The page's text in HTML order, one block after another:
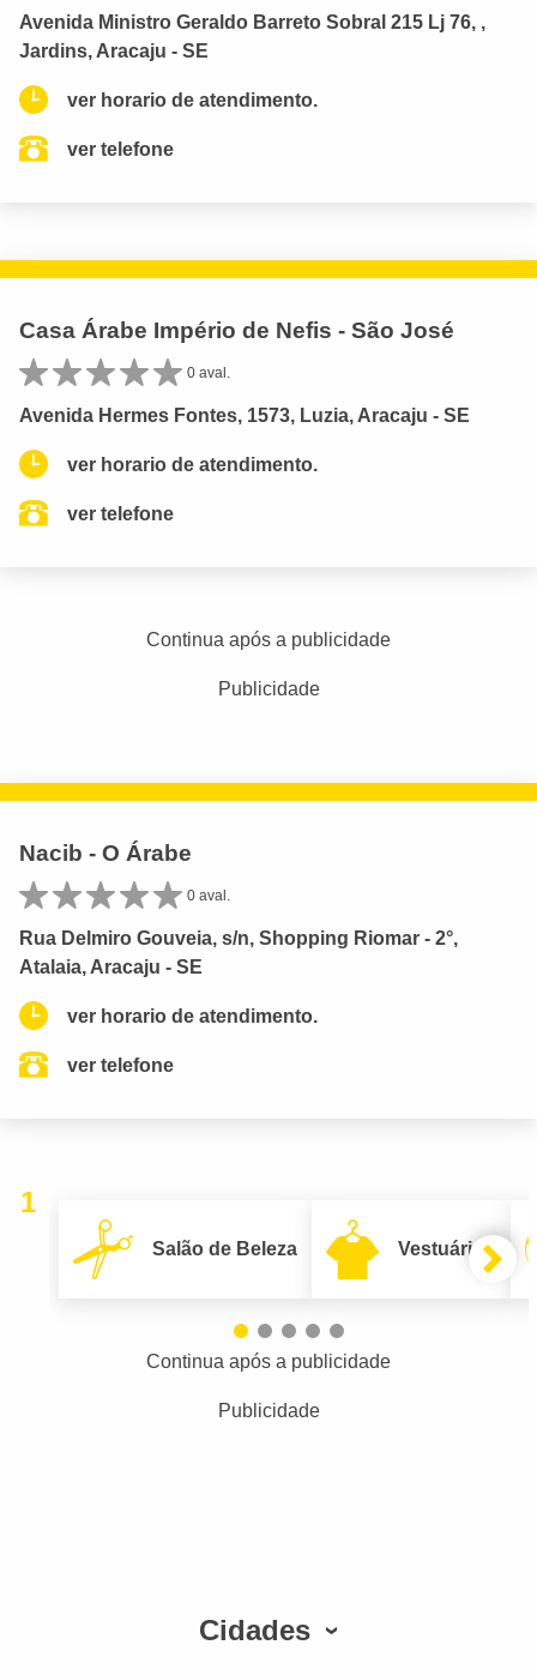
Avenida Ministro Geraldo Barreto Sobral 215 Lj 76, ,
Jardins, Aracaju - SE
ver horario de atendimento.
ver telefone
Casa Árabe Império de Nefis - São José
0 aval.
Avenida Hermes Fontes, 1573, Luzia, Aracaju - SE
ver horario de atendimento.
ver telefone
Continua após a publicidade
Publicidade
Nacib - O Árabe
0 aval.
Rua Delmiro Gouveia, s/n, Shopping Riomar - 2°,
Atalaia, Aracaju - SE
ver horario de atendimento.
ver telefone
1
Salão de Beleza Vestuário
Continua após a publicidade
Publicidade
Cidades